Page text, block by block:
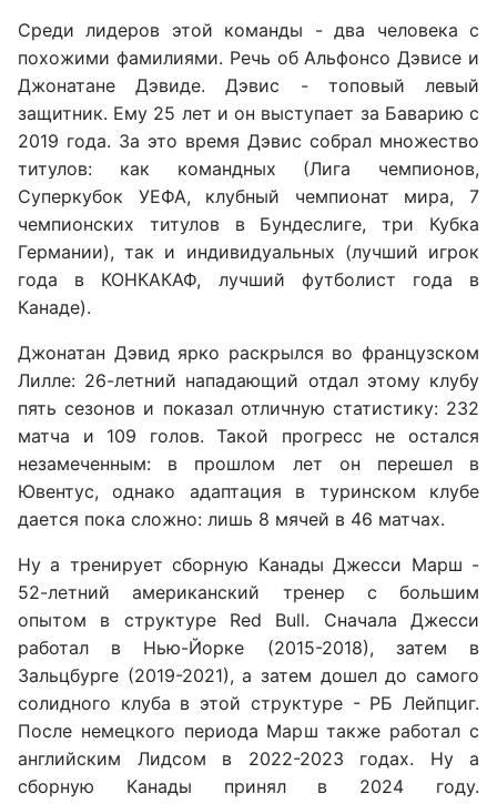
Среди лидеров этой команды - два человека с
похожими фамилиями. Речь об Альфонсо Дэвисе и
Джонатане Дэвиде. Дэвис - топовый левый
защитник. Ему 25 лет и он выступает за Баварию с
2019 года. За это время Дэвис собрал множество
титулов: как командных (Лига чемпионов,
Суперкубок УЕФА, клубный чемпионат мира, 7
чемпионских титулов в Бундеслиге, три Кубка
Германии), так и индивидуальных (лучший игрок
года в КОНКАКАФ, лучший футболист года в
Канаде).
Джонатан Дэвид ярко раскрылся во французском
Лилле: 26-летний нападающий отдал этому клубу
пять сезонов и показал отличную статистику: 232
матча и 109 голов. Такой прогресс не остался
незамеченным: в прошлом лет он перешел в
Ювентус, однако адаптация в туринском клубе
дается пока сложно: лишь 8 мячей в 46 матчах.
Ну а тренирует сборную Канады Джесси Марш -
52-летний американский тренер с большим
опытом в структуре Red Bull. Сначала Джесси
работал в Нью-Йорке (2015-2018), затем в
Зальцбурге (2019-2021), а затем дошел до самого
солидного клуба в этой структуре - РБ Лейпциг.
После немецкого периода Марш также работал с
английским Лидсом в 2022-2023 годах. Ну а
сборную Канады принял в 2024 году.